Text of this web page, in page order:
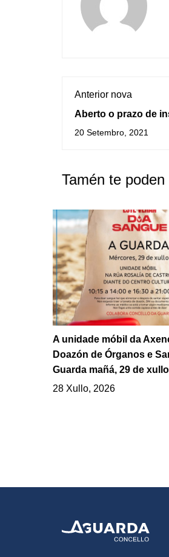
Anterior nova
Aberto o prazo de
2021-22
20 Setembro, 2021
Tamén te
A unidade móbil da
Doazón de Órganos e
Guarda mañá, 29 de xullo
28 Xullo, 2026